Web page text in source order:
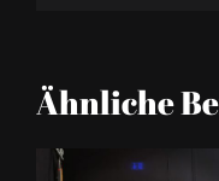
Ähnliche